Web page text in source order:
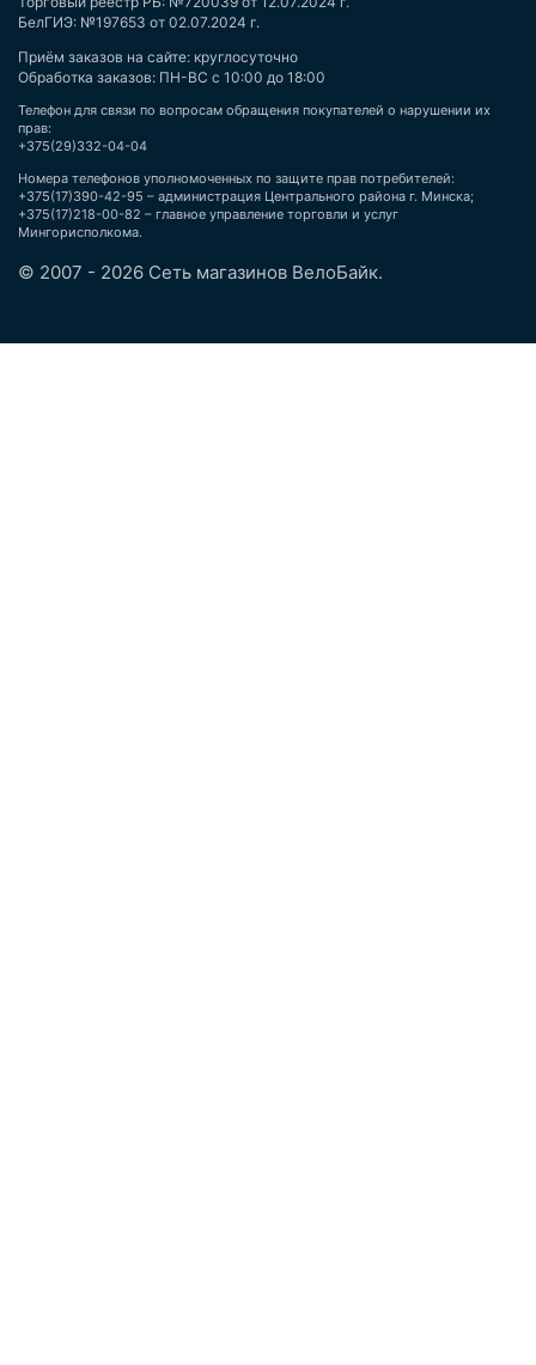
БелГИЭ: №197653 от 02.07.2024 г.
Приём заказов на сайте: круглосуточно
Обработка заказов: ПН-ВС с 10:00 до 18:00
Телефон для связи по вопросам обращения покупателей о нарушении их
прав:
+375(29)332-04-04
Номера телефонов уполномоченных по защите прав потребителей:
+375(17)390-42-95 – администрация Центрального района г. Минска;
+375(17)218-00-82 – главное управление торговли и услуг
Мингорисполкома.
© 2007 - 2026 Сеть магазинов ВелоБайк.